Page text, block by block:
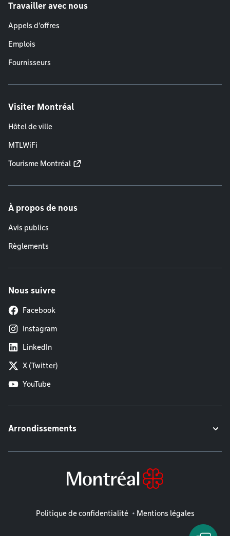
Travailler avec nous
Appels d'offres
Emplois
Fournisseurs
Visiter Montréal
Hôtel de ville
MTLWiFi
Tourisme Montréal
À propos de nous
Avis publics
Règlements
Nous suivre
Facebook
Instagram
LinkedIn
X (Twitter)
YouTube
Arrondissements
Mentions légales
Politique de confidentialité Mentions légales